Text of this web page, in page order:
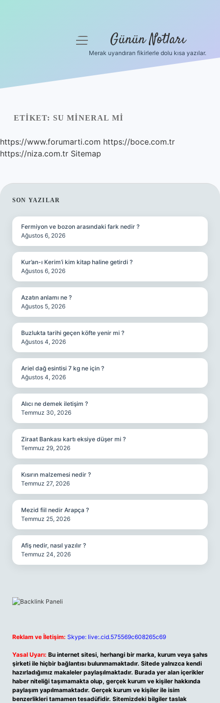
Yasal Uyarı
Hakkımızda
menüyü
Günün Notları
Merak uyandıran fikirlerle dolu kısa yazılar.
ETIKET: SU MINERAL MI
https://www.forumarti.com https://boce.com.tr
https://niza.com.tr Sitemap
SIDEBAR
SON YAZILAR
Fermiyon ve bozon arasındaki fark nedir ?
Ağustos 6, 2026
Kur’an-ı Kerim’i kim kitap haline getirdi ?
Ağustos 6, 2026
Azatın anlamı ne ?
Ağustos 5, 2026
Buzlukta tarihi geçen köfte yenir mi ?
Ağustos 4, 2026
Ariel dağ esintisi 7 kg ne için ?
Ağustos 4, 2026
Alıcı ne demek iletişim ?
Temmuz 30, 2026
Ziraat Bankası kartı eksiye düşer mi ?
Temmuz 29, 2026
Kısırın malzemesi nedir ?
Temmuz 27, 2026
Mezid fiil nedir Arapça ?
Temmuz 25, 2026
Afiş nedir, nasıl yazılır ?
Temmuz 24, 2026
Reklam ve İletişim: Skype: live:.cid.575569c608265c69
Yasal Uyarı: Bu internet sitesi, herhangi bir marka, kurum veya şahıs
şirketi ile hiçbir bağlantısı bulunmamaktadır. Sitede yalnızca kendi
hazırladığımız makaleler paylaşılmaktadır. Burada yer alan içerikler
haber niteliği taşımamakta olup, gerçek kurum ve kişiler hakkında
paylaşım yapılmamaktadır. Gerçek kurum ve kişiler ile isim
benzerlikleri tamamen tesadüfidir. Sitemizdeki bilgiler taslak